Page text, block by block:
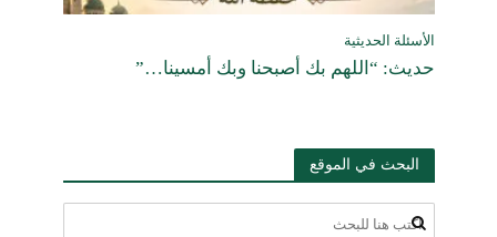
الأسئلة الحديثية
حديث: “اللهم بك أصبحنا وبك أمسينا…”
البحث في الموقع